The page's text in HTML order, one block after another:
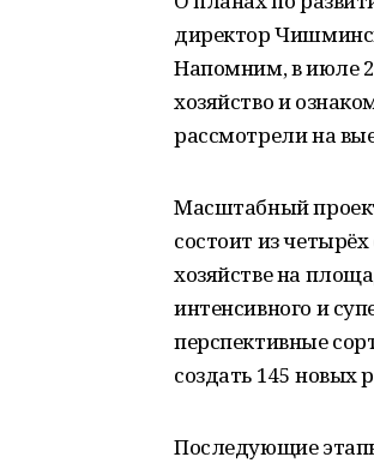
директор
Напомним, в июле
хозяйство и
рассмотрели на
Масштабный
состоит из
хозяйстве на
интенсивного и
перспективные
создать 145 новых
Последующие